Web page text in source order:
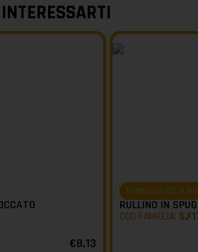
€8,13
PENNELLIFICIO
RULLINO IN
COD FAMIGLIA: